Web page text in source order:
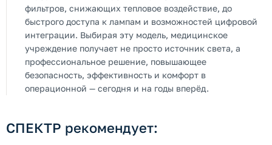
фильтров, снижающих тепловое воздействие, до
быстрого доступа к лампам и возможностей цифровой
интеграции. Выбирая эту модель, медицинское
учреждение получает не просто источник света, а
профессиональное решение, повышающее
безопасность, эффективность и комфорт в
операционной — сегодня и на годы вперёд.
СПЕКТР рекомендует: